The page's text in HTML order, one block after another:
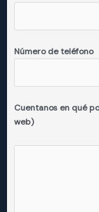
Número de teléfono
Cuentanos en qué
web)